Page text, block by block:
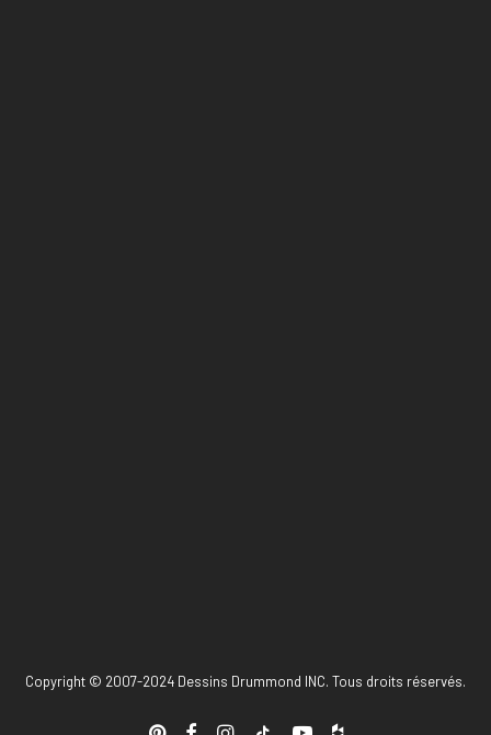
Copyright © 2007-2024 Dessins Drummond INC. Tous droits réservés.